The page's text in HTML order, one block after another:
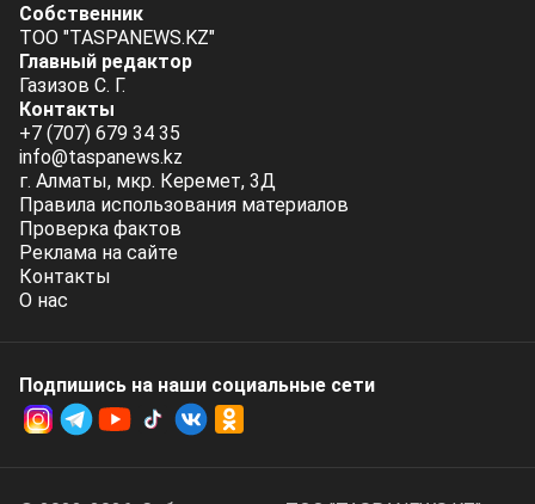
Собственник
ТОО "TASPANEWS.KZ"
Главный редактор
Газизов С. Г.
Контакты
+7 (707) 679 34 35
info@taspanews.kz
г. Алматы, мкр. Керемет, 3Д
Правила использования материалов
Проверка фактов
Реклама на сайте
Контакты
О нас
Подпишись на наши социальные cети